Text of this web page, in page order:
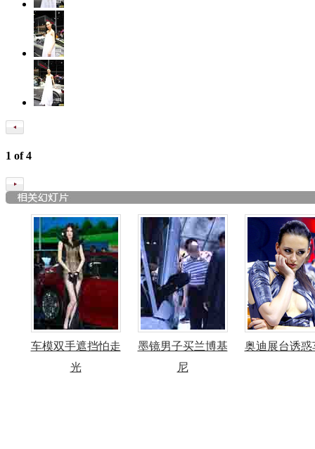
1 of4
车模双手遮挡怕走
光
墨镜男子买兰博基
尼
奥迪展台诱惑